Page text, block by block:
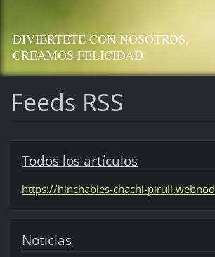
DIVIERTETE CON NOSOTROS,
CREAMOS FELICIDAD
Feeds RSS
Todos los artículos
https://hinchables-chachi-
Noticias